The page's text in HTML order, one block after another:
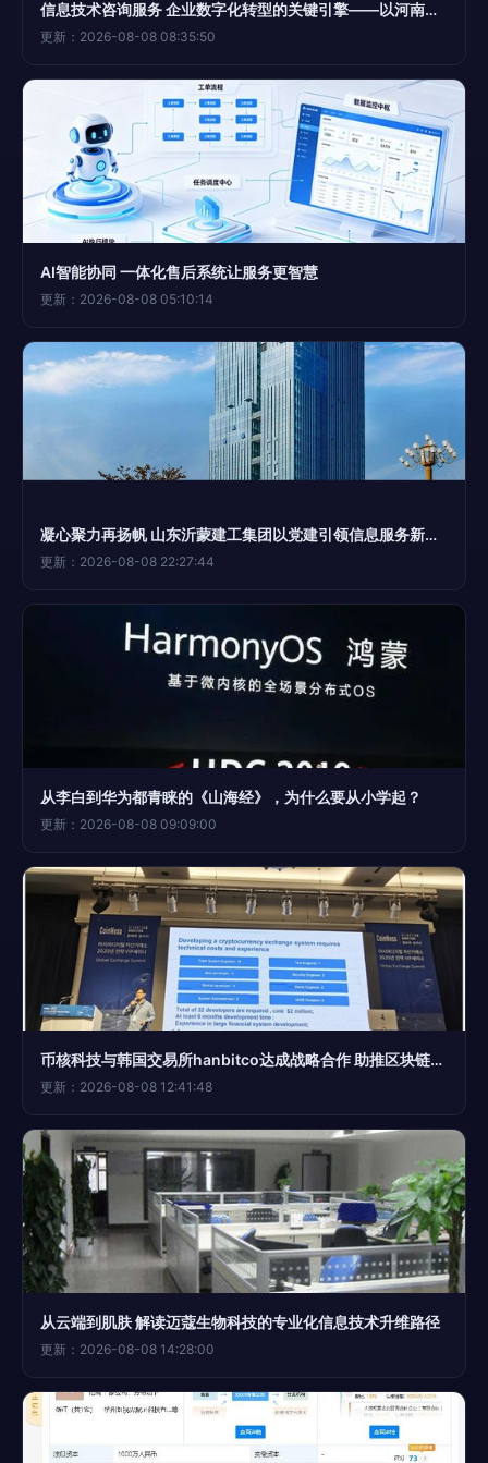
信息技术咨询服务 企业数字化转型的关键引擎——以河南众淼信息技术为例
更新：2026-08-08 08:35:50
AI智能协同 一体化售后系统让服务更智慧
更新：2026-08-08 05:10:14
凝心聚力再扬帆 山东沂蒙建工集团以党建引领信息服务新突破
更新：2026-08-08 22:27:44
从李白到华为都青睐的《山海经》，为什么要从小学起？
更新：2026-08-08 09:09:00
币核科技与韩国交易所hanbitco达成战略合作 助推区块链金融底层技术服务与信息化咨询新发展
更新：2026-08-08 12:41:48
从云端到肌肤 解读迈蔻生物科技的专业化信息技术升维路径
更新：2026-08-08 14:28:00